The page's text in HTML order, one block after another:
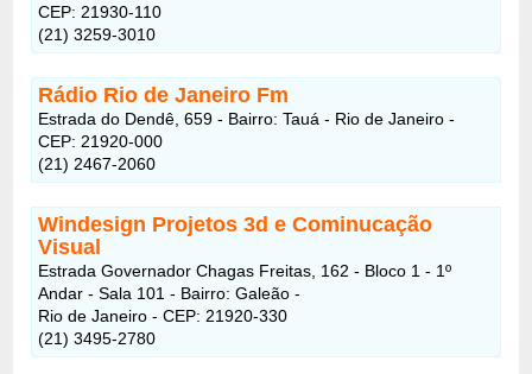
CEP: 21930-110
(21) 3259-3010
Rádio Rio de Janeiro Fm
Estrada do Dendê, 659 - Bairro: Tauá - Rio de Janeiro -
CEP: 21920-000
(21) 2467-2060
Windesign Projetos 3d e Cominucação
Visual
Estrada Governador Chagas Freitas, 162 - Bloco 1 - 1º
Andar - Sala 101 - Bairro: Galeão -
Rio de Janeiro - CEP: 21920-330
(21) 3495-2780